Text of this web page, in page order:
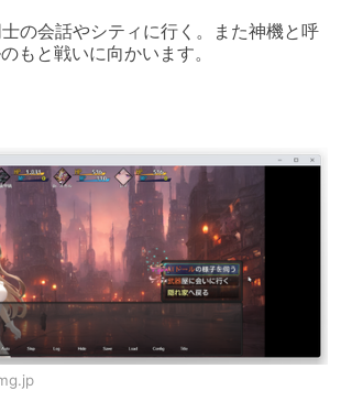
の会話やシティに行く。また神機と呼
もと戦いに向かいます。